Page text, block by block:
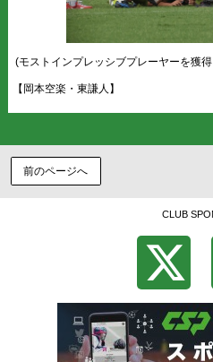
(モストインプレッシブプレーヤーを獲
【岡本空楽・東謙人】
前のページへ
CLUB